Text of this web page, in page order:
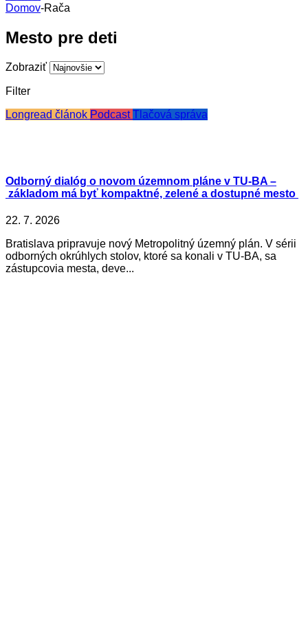
Domov-Rača
Mesto pre deti
Zobraziť
Filter
Longread článok PodcastTlačová správa
Odborný dialóg o novom územnom pláne v TU-BA –
základom má byť kompaktné, zelené a dostupné mesto
22. 7. 2026
Bratislava pripravuje nový Metropolitný územný plán. V sérii
odborných okrúhlych stolov, ktoré sa konali v TU-BA, sa
zástupcovia mesta, deve...